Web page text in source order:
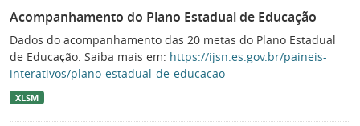
Acompanhamento do Plano Estadual de Educação
Dados do acompanhamento das 20 metas do Plano Estadual
de Educação. Saiba mais em: https://ijsn.es.gov.br/paineis-
interativos/plano-estadual-de-educacao
XLSM